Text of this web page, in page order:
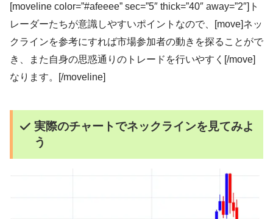
[moveline color=”#afeeee” sec=”5″ thick=”40″ away=”2″]ト
レーダーたちが意識しやすいポイントなので、[move]ネッ
クラインを参考にすれば市場参加者の動きを探ることがで
き、また自身の思惑通りのトレードを行いやすく[/move]
なります。[/moveline]
実際のチャートでネックラインを見てみよ
う